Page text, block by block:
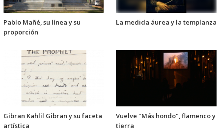
Pablo Mañé, su línea y su
proporción
La medida áurea y la templanza
Gibran Kahlil Gibran y su faceta
artística
Vuelve "Más hondo", flamenco y
tierra